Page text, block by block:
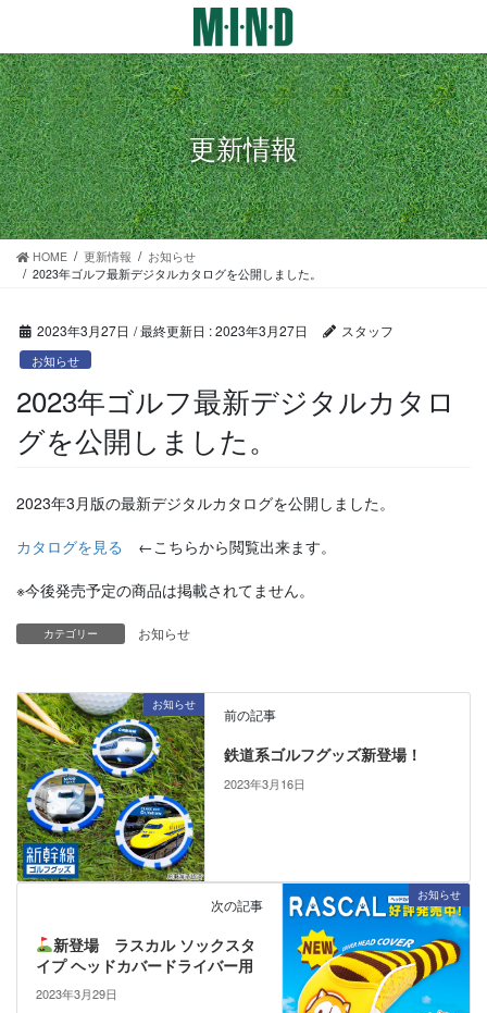
テ
ン
ツ
に
移
動
ゲ
ー
シ
ョ
ン
に
移
動
更新情報
HOME 更新情報
お知らせ
2023年ゴルフ最新デジタルカタログを公開しました。
2023年3月27日 / 最終更新日 :2023年3月27日 スタッフ
お知らせ
2023年ゴルフ最新デジタルカタロ
グを公開しました。
2023年3月版の最新デジタルカタログを公開しました。
カタログを見る ←こちらから閲覧出来ます。
※今後発売予定の商品は掲載されてません。
カテゴリー お知らせ
お知らせ
前の記事
鉄道系ゴルフグッズ新登場！
2023年3月16日
お知らせ
次の記事
新登場 ラスカル ソックスタ
イプ ヘッドカバードライバー用
2023年3月29日